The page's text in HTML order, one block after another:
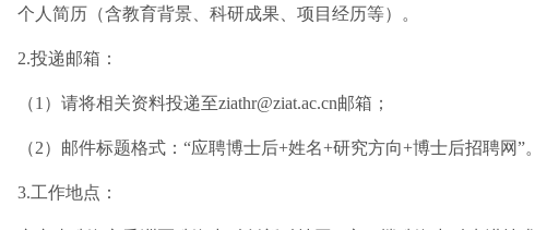
个人简历（含教育背景、科研成果、项目经历等）。
2.投递邮箱：
（1）请将相关资料投递至ziathr@ziat.ac.cn邮箱；
（2）邮件标题格式：“应聘博士后+姓名+研究方向+博士后招聘网”。
3.工作地点：